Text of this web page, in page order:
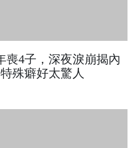
喪4子，深夜淚崩揭內
殊癖好太驚人